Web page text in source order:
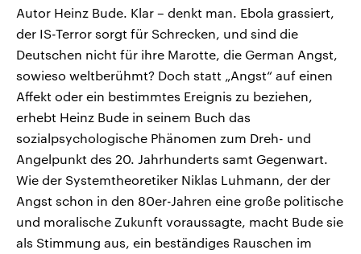
Autor Heinz Bude. Klar – denkt man. Ebola grassiert,
der IS-Terror sorgt für Schrecken, und sind die
Deutschen nicht für ihre Marotte, die German Angst,
sowieso weltberühmt? Doch statt „Angst“ auf einen
Affekt oder ein bestimmtes Ereignis zu beziehen,
erhebt Heinz Bude in seinem Buch das
sozialpsychologische Phänomen zum Dreh- und
Angelpunkt des 20. Jahrhunderts samt Gegenwart.
Wie der Systemtheoretiker Niklas Luhmann, der der
Angst schon in den 80er-Jahren eine große politische
und moralische Zukunft voraussagte, macht Bude sie
als Stimmung aus, ein beständiges Rauschen im